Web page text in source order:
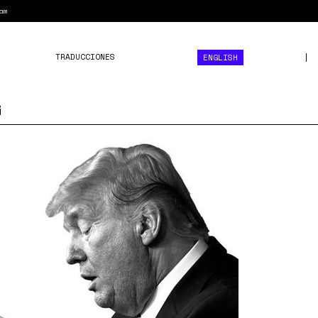
TRADUCCIONES ENGLISH